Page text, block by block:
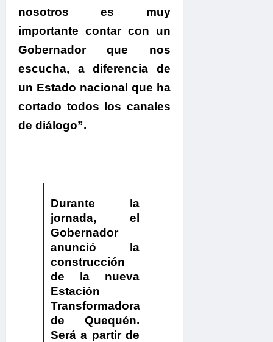
nosotros es muy
importante contar con un
Gobernador que nos
escucha, a diferencia de
un Estado nacional que ha
cortado todos los canales
de diálogo”.
Durante la
jornada, el
Gobernador
anunció la
construcción
de la nueva
Estación
Transformadora
de Quequén.
Será a partir de